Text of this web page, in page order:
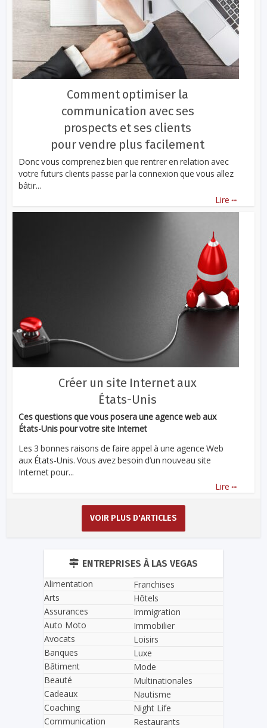
Comment optimiser la
communication avec ses
prospects et ses clients
pour vendre plus facilement
Donc vous comprenez bien que rentrer en relation avec
votre futurs clients passe par la connexion que vous allez
bâtir...
Lire ...
Créer un site Internet aux
États-Unis
Ces questions que vous posera une agence web aux
États-Unis pour votre site Internet
Les 3 bonnes raisons de faire appel à une agence Web
aux États-Unis. Vous avez besoin d’un nouveau site
Internet pour...
Lire ...
VOIR PLUS D'ARTICLES
ENTREPRISES À LAS VEGAS
Alimentation
Arts
Assurances
Auto Moto
Avocats
Banques
Bâtiment
Beauté
Cadeaux
Coaching
Communication
Franchises
Hôtels
Immigration
Immobilier
Loisirs
Luxe
Mode
Multinationales
Nautisme
Night Life
Restaurants